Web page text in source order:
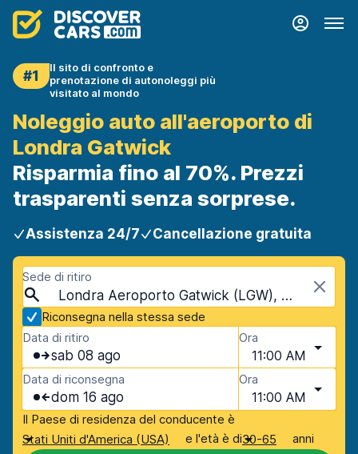
#1
Il sito di confronto e
prenotazione di autonoleggi più
visitato al mondo
Noleggio auto all'aeroporto di
Londra Gatwick
Risparmia fino al 70%. Prezzi
trasparenti senza sorprese.
Assistenza 24/7 Cancellazione gratuita
Sede di ritiro
Londra Aeroporto Gatwick (LGW), Gatwick, Regno Unito
Riconsegna nella stessa sede
Data di ritiro
sab 08 ago
Ora
11:00 AM
Data di riconsegna
dom 16 ago
Ora
11:00 AM
Il Paese di residenza del conducente è
Stati Uniti d'America (USA)
e l'età è di30-65 anni